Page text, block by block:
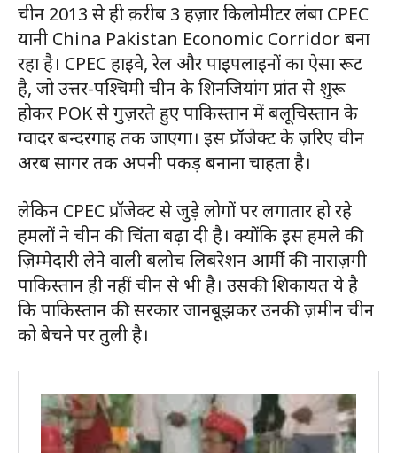
चीन 2013 से ही क़रीब 3 हज़ार किलोमीटर लंबा CPEC
यानी China Pakistan Economic Corridor बना
रहा है। CPEC हाइवे, रेल और पाइपलाइनों का ऐसा रूट
है, जो उत्तर-पश्चिमी चीन के शिनजियांग प्रांत से शुरू
होकर POK से गुज़रते हुए पाकिस्तान में बलूचिस्तान के
ग्वादर बन्दरगाह तक जाएगा। इस प्रॉजेक्ट के ज़रिए चीन
अरब सागर तक अपनी पकड़ बनाना चाहता है।
लेकिन CPEC प्रॉजेक्ट से जुड़े लोगों पर लगातार हो रहे
हमलों ने चीन की चिंता बढ़ा दी है। क्योंकि इस हमले की
ज़िम्मेदारी लेने वाली बलोच लिबरेशन आर्मी की नाराज़गी
पाकिस्तान ही नहीं चीन से भी है। उसकी शिकायत ये है
कि पाकिस्तान की सरकार जानबूझकर उनकी ज़मीन चीन
को बेचने पर तुली है।